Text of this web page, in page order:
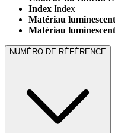
Index Index
Matériau
Matériau
NUMÉRO DE RÉFÉRENCE